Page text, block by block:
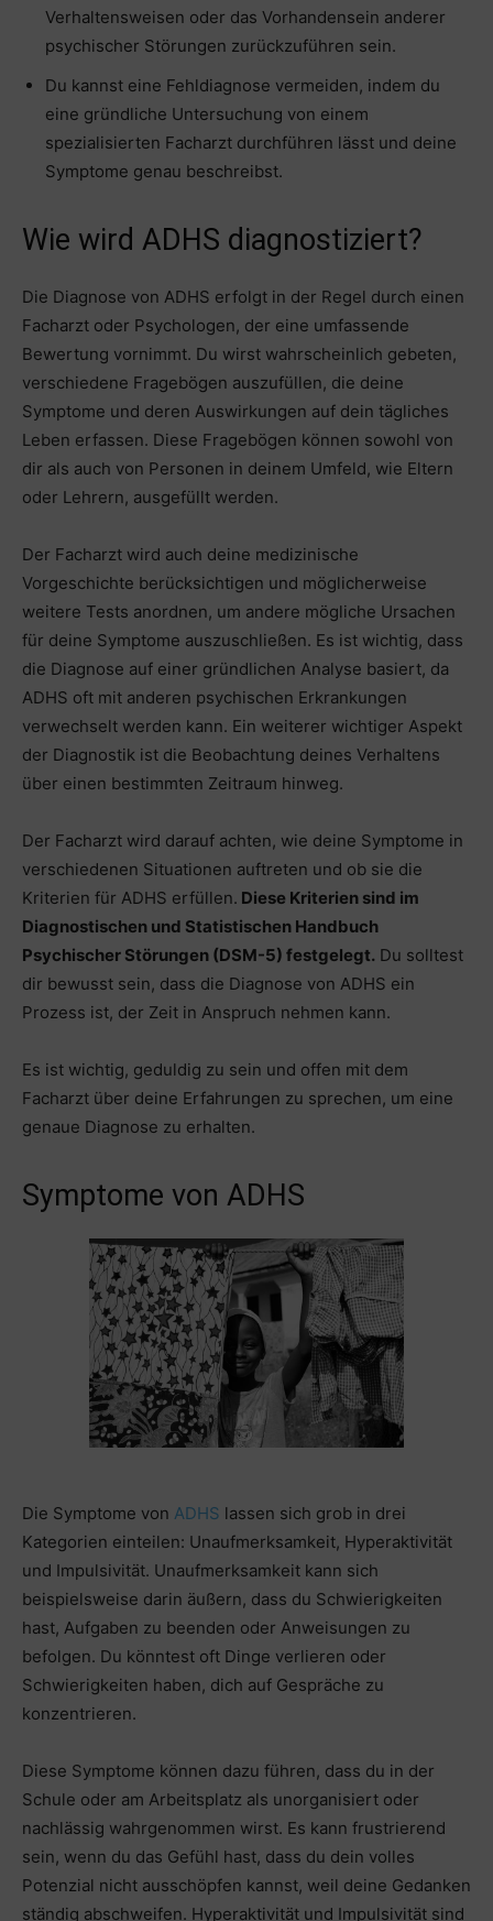
Verhaltensweisen oder das Vorhandensein anderer
psychischer Störungen zurückzuführen sein.
Du kannst eine Fehldiagnose vermeiden, indem du
eine gründliche Untersuchung von einem
spezialisierten Facharzt durchführen lässt und deine
Symptome genau beschreibst.
Wie wird ADHS diagnostiziert?
Die Diagnose von ADHS erfolgt in der Regel durch einen
Facharzt oder Psychologen, der eine umfassende
Bewertung vornimmt. Du wirst wahrscheinlich gebeten,
verschiedene Fragebögen auszufüllen, die deine
Symptome und deren Auswirkungen auf dein tägliches
Leben erfassen. Diese Fragebögen können sowohl von
dir als auch von Personen in deinem Umfeld, wie Eltern
oder Lehrern, ausgefüllt werden.
Der Facharzt wird auch deine medizinische
Vorgeschichte berücksichtigen und möglicherweise
weitere Tests anordnen, um andere mögliche Ursachen
für deine Symptome auszuschließen. Es ist wichtig, dass
die Diagnose auf einer gründlichen Analyse basiert, da
ADHS oft mit anderen psychischen Erkrankungen
verwechselt werden kann. Ein weiterer wichtiger Aspekt
der Diagnostik ist die Beobachtung deines Verhaltens
über einen bestimmten Zeitraum hinweg.
Der Facharzt wird darauf achten, wie deine Symptome in
verschiedenen Situationen auftreten und ob sie die
Kriterien für ADHS erfüllen. Diese Kriterien sind im
Diagnostischen und Statistischen Handbuch
Psychischer Störungen (DSM-5) festgelegt. Du solltest
dir bewusst sein, dass die Diagnose von ADHS ein
Prozess ist, der Zeit in Anspruch nehmen kann.
Es ist wichtig, geduldig zu sein und offen mit dem
Facharzt über deine Erfahrungen zu sprechen, um eine
genaue Diagnose zu erhalten.
Symptome von ADHS
Die Symptome von ADHS lassen sich grob in drei
Kategorien einteilen: Unaufmerksamkeit, Hyperaktivität
und Impulsivität. Unaufmerksamkeit kann sich
beispielsweise darin äußern, dass du Schwierigkeiten
hast, Aufgaben zu beenden oder Anweisungen zu
befolgen. Du könntest oft Dinge verlieren oder
Schwierigkeiten haben, dich auf Gespräche zu
konzentrieren.
Diese Symptome können dazu führen, dass du in der
Schule oder am Arbeitsplatz als unorganisiert oder
nachlässig wahrgenommen wirst. Es kann frustrierend
sein, wenn du das Gefühl hast, dass du dein volles
Potenzial nicht ausschöpfen kannst, weil deine Gedanken
ständig abschweifen. Hyperaktivität und Impulsivität sind